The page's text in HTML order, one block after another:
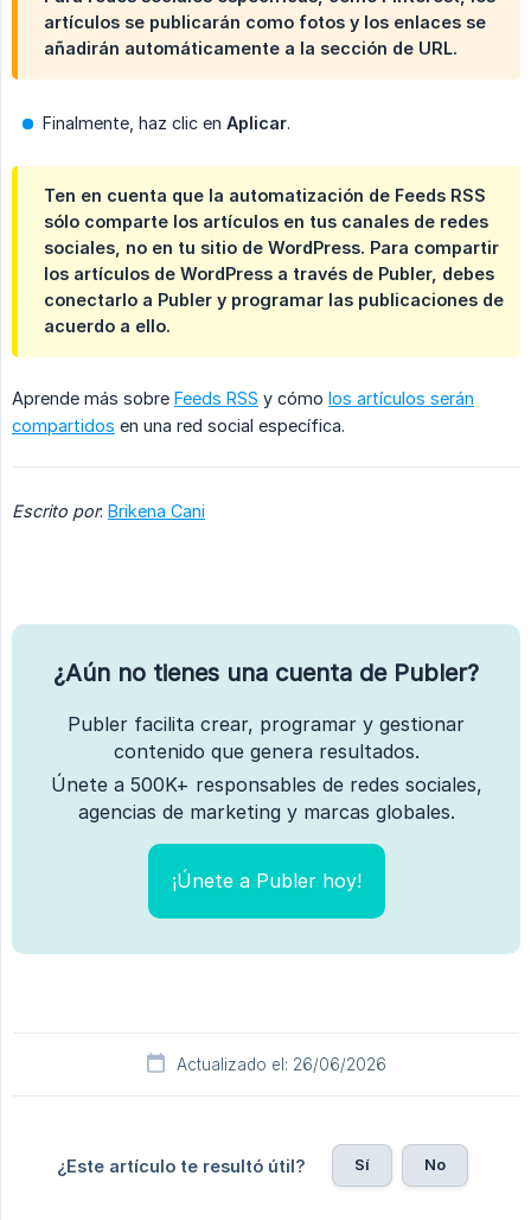
artículos se publicarán como fotos y los enlaces se
añadirán automáticamente a la sección de URL.
Finalmente, haz clic en Aplicar.
Ten en cuenta que la automatización de Feeds RSS
sólo comparte los artículos en tus canales de redes
sociales, no en tu sitio de WordPress. Para compartir
los artículos de WordPress a través de Publer, debes
conectarlo a Publer y programar las publicaciones de
acuerdo a ello.
Aprende más sobre Feeds RSS y cómo los artículos serán
compartidos en una red social específica.
Escrito por: Brikena Cani
¿Aún no tienes una cuenta de Publer?
Publer facilita crear, programar y gestionar
contenido que genera resultados.
Únete a 500K+ responsables de redes sociales,
agencias de marketing y marcas globales.
¡Únete a Publer hoy!
Actualizado el: 26/06/2026
¿Este artículo te resultó útil? Sí No